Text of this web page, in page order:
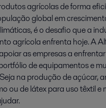
agrícolas de forma
global em
é o desafio que a
agrícola enfrenta hoje. A
as empresas a
de equipamentos e
na produção de açúcar,
ou de látex para uso têxtil e